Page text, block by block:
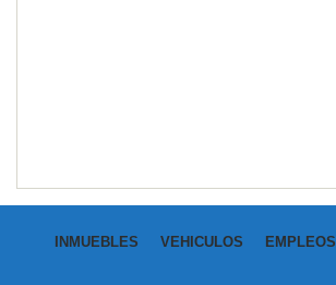
INMUEBLES VEHICULOS EMPLEOS